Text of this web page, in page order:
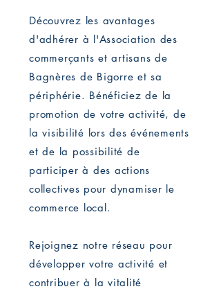
Découvrez les avantages
d'adhérer à l'Association des
commerçants et artisans de
Bagnères de Bigorre et sa
périphérie. Bénéficiez de la
promotion de votre activité, de
la visibilité lors des événements
et de la possibilité de
participer à des actions
collectives pour dynamiser le
commerce local.
Rejoignez notre réseau pour
développer votre activité et
contribuer à la vitalité